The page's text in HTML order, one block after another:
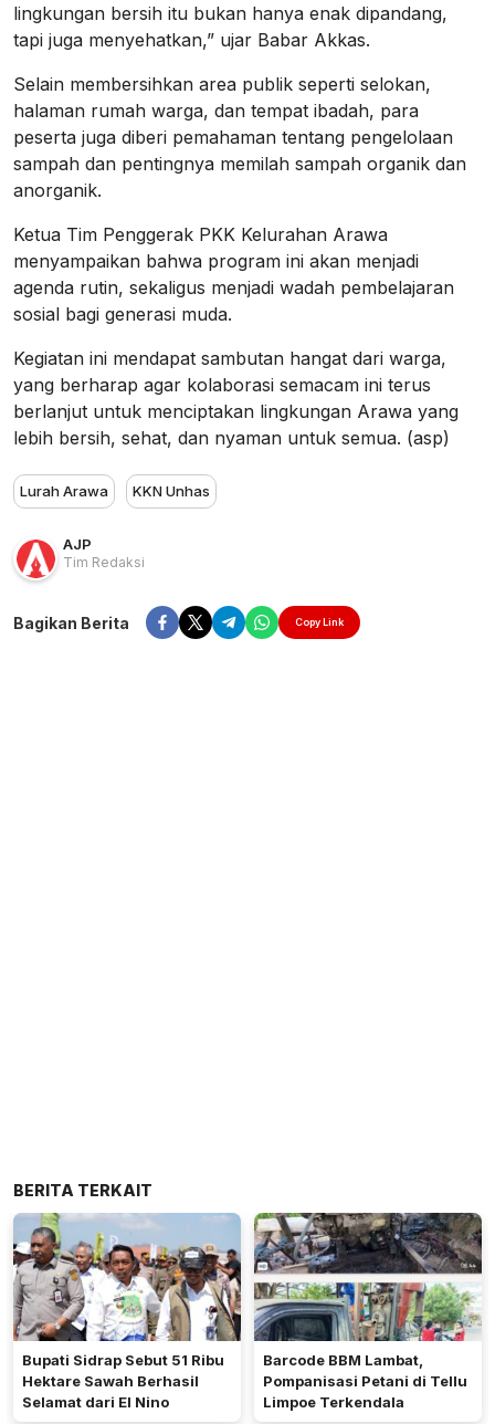
lingkungan bersih itu bukan hanya enak dipandang,
tapi juga menyehatkan,” ujar Babar Akkas.
Selain membersihkan area publik seperti selokan,
halaman rumah warga, dan tempat ibadah, para
peserta juga diberi pemahaman tentang pengelolaan
sampah dan pentingnya memilah sampah organik dan
anorganik.
Ketua Tim Penggerak PKK Kelurahan Arawa
menyampaikan bahwa program ini akan menjadi
agenda rutin, sekaligus menjadi wadah pembelajaran
sosial bagi generasi muda.
Kegiatan ini mendapat sambutan hangat dari warga,
yang berharap agar kolaborasi semacam ini terus
berlanjut untuk menciptakan lingkungan Arawa yang
lebih bersih, sehat, dan nyaman untuk semua. (asp)
Lurah Arawa KKN Unhas
AJP
Tim Redaksi
Bagikan Berita Copy Link
BERITA TERKAIT
Bupati Sidrap Sebut 51 Ribu
Hektare Sawah Berhasil
Selamat dari El Nino
Barcode BBM Lambat,
Pompanisasi Petani di Tellu
Limpoe Terkendala